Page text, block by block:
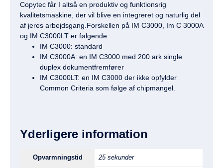
Copytec får I altså en produktiv og funktionsrig
kvalitetsmaskine, der vil blive en integreret og naturlig del
af jeres arbejdsgang.Forskellen på IM C3000, Im C 3000A
og IM C3000LT er følgende:
IM C3000: standard
IM C3000A: en IM C3000 med 200 ark single
duplex dokumentfremfører
IM C3000LT: en IM C3000 der ikke opfylder
Common Criteria som følge af chipmangel.
Yderligere information
Opvarmningstid 25 sekunder